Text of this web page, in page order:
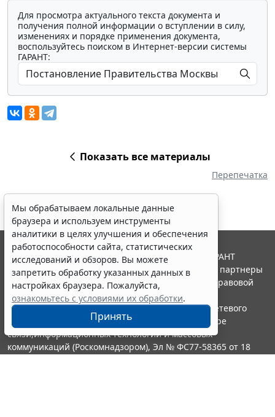
Для просмотра актуального текста документа и
получения полной информации о вступлении в силу,
изменениях и порядке применения документа,
воспользуйтесь поиском в Интернет-версии системы
ГАРАНТ:
Показать все материалы
Перепечатка
Мы обрабатываем локальные данные
браузера и используем инструменты
аналитики в целях улучшения и обеспечения
работоспособности сайта, статистических
исследований и обзоров. Вы можете
запретить обработку указанных данных в
настройках браузера. Пожалуйста,
ознакомьтесь с условиями их обработки.
Принять
© ООО "НПП "ГАРАНТ-СЕРВИС", 2026. Система ГАРАНТ
выпускается с 1990 года. Компания "Гарант" и ее партнеры
являются участниками Российской ассоциации правовой
информации ГАРАНТ.
Портал ГАРАНТ.РУ зарегистрирован в качестве сетевого
издания Федеральной службой по надзору в сфере
связи,информационных технологий и массовых
коммуникаций (Роскомнадзором), Эл № ФС77-58365 от 18